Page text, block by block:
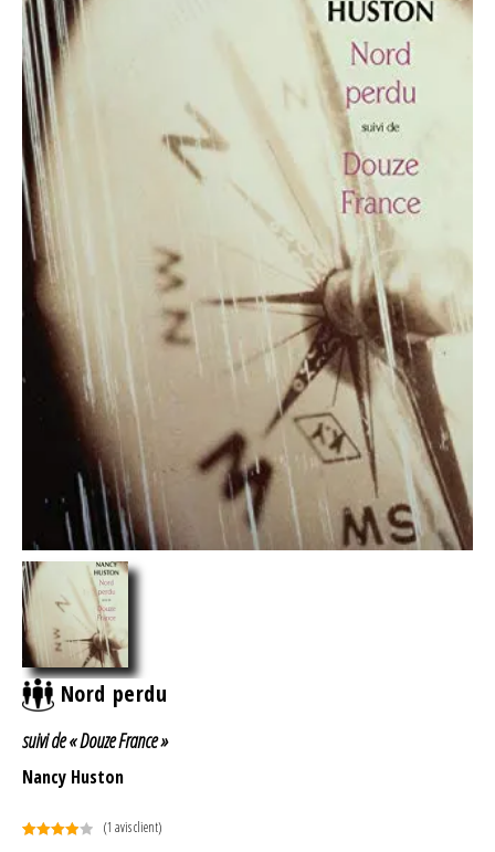
Nord perdu
suivi de « Douze France »
Nancy Huston
(1 avis client)